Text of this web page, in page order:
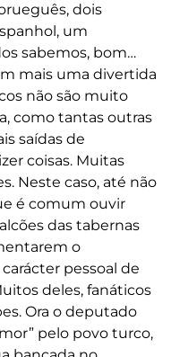
dois
um
sabemos, bom…
mais uma divertida
não são muito
como tantas outras
saídas de
coisas. Muitas
Neste caso, até não
é comum ouvir
das tabernas
o
pessoal de
deles, fanáticos
Ora o deputado
pelo povo turco,